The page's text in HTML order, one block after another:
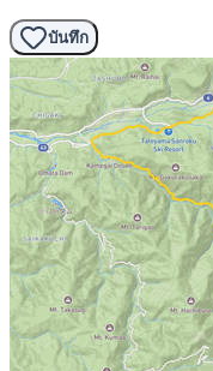
บันทึก